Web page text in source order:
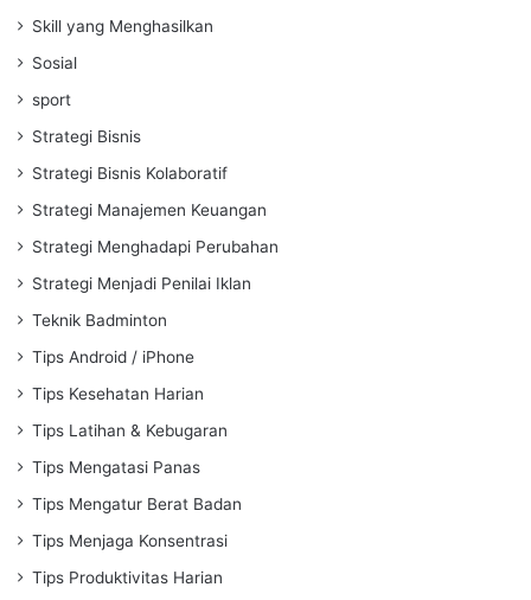
Skill yang Menghasilkan
Sosial
sport
Strategi Bisnis
Strategi Bisnis Kolaboratif
Strategi Manajemen Keuangan
Strategi Menghadapi Perubahan
Strategi Menjadi Penilai Iklan
Teknik Badminton
Tips Android / iPhone
Tips Kesehatan Harian
Tips Latihan & Kebugaran
Tips Mengatasi Panas
Tips Mengatur Berat Badan
Tips Menjaga Konsentrasi
Tips Produktivitas Harian